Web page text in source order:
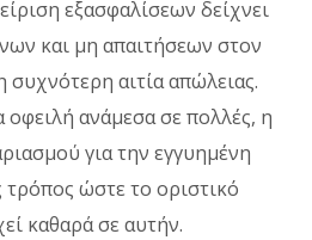
εξασφαλίσεων δείχνει
και μη απαιτήσεων στον
συχνότερη αιτία απώλειας.
οφειλή ανάμεσα σε πολλές, η
για την εγγυημένη
τρόπος ώστε το οριστικό
καθαρά σε αυτήν.